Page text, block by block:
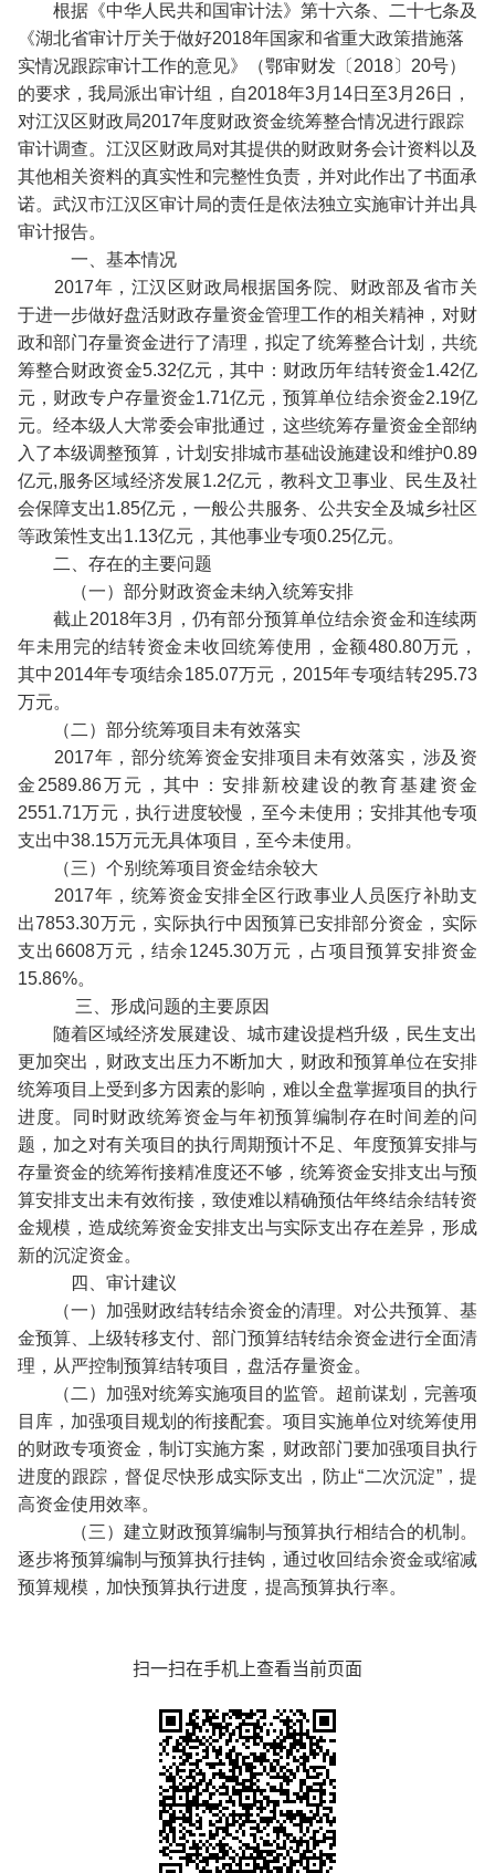
根据《中华人民共和国审计法》第十六条、二十七条及
《湖北省审计厅关于做好2018年国家和省重大政策措施落
实情况跟踪审计工作的意见》（鄂审财发〔2018〕20号）
的要求，我局派出审计组，自2018年3月14日至3月26日，
对江汉区财政局2017年度财政资金统筹整合情况进行跟踪
审计调查。江汉区财政局对其提供的财政财务会计资料以及
其他相关资料的真实性和完整性负责，并对此作出了书面承
诺。武汉市江汉区审计局的责任是依法独立实施审计并出具
审计报告。
一、基本情况
2017年，江汉区财政局根据国务院、财政部及省市关
于进一步做好盘活财政存量资金管理工作的相关精神，对财
政和部门存量资金进行了清理，拟定了统筹整合计划，共统
筹整合财政资金5.32亿元，其中：财政历年结转资金1.42亿
元，财政专户存量资金1.71亿元，预算单位结余资金2.19亿
元。经本级人大常委会审批通过，这些统筹存量资金全部纳
入了本级调整预算，计划安排城市基础设施建设和维护0.89
亿元,服务区域经济发展1.2亿元，教科文卫事业、民生及社
会保障支出1.85亿元，一般公共服务、公共安全及城乡社区
等政策性支出1.13亿元，其他事业专项0.25亿元。
二、存在的主要问题
（一）部分财政资金未纳入统筹安排
截止2018年3月，仍有部分预算单位结余资金和连续两
年未用完的结转资金未收回统筹使用，金额480.80万元，
其中2014年专项结余185.07万元，2015年专项结转295.73
万元。
（二）部分统筹项目未有效落实
2017年，部分统筹资金安排项目未有效落实，涉及资
金2589.86万元，其中：安排新校建设的教育基建资金
2551.71万元，执行进度较慢，至今未使用；安排其他专项
支出中38.15万元无具体项目，至今未使用。
（三）个别统筹项目资金结余较大
2017年，统筹资金安排全区行政事业人员医疗补助支
出7853.30万元，实际执行中因预算已安排部分资金，实际
支出6608万元，结余1245.30万元，占项目预算安排资金
15.86%。
三、形成问题的主要原因
随着区域经济发展建设、城市建设提档升级，民生支出
更加突出，财政支出压力不断加大，财政和预算单位在安排
统筹项目上受到多方因素的影响，难以全盘掌握项目的执行
进度。同时财政统筹资金与年初预算编制存在时间差的问
题，加之对有关项目的执行周期预计不足、年度预算安排与
存量资金的统筹衔接精准度还不够，统筹资金安排支出与预
算安排支出未有效衔接，致使难以精确预估年终结余结转资
金规模，造成统筹资金安排支出与实际支出存在差异，形成
新的沉淀资金。
四、审计建议
（一）加强财政结转结余资金的清理。对公共预算、基
金预算、上级转移支付、部门预算结转结余资金进行全面清
理，从严控制预算结转项目，盘活存量资金。
（二）加强对统筹实施项目的监管。超前谋划，完善项
目库，加强项目规划的衔接配套。项目实施单位对统筹使用
的财政专项资金，制订实施方案，财政部门要加强项目执行
进度的跟踪，督促尽快形成实际支出，防止“二次沉淀”，提
高资金使用效率。
（三）建立财政预算编制与预算执行相结合的机制。
逐步将预算编制与预算执行挂钩，通过收回结余资金或缩减
预算规模，加快预算执行进度，提高预算执行率。
扫一扫在手机上查看当前页面